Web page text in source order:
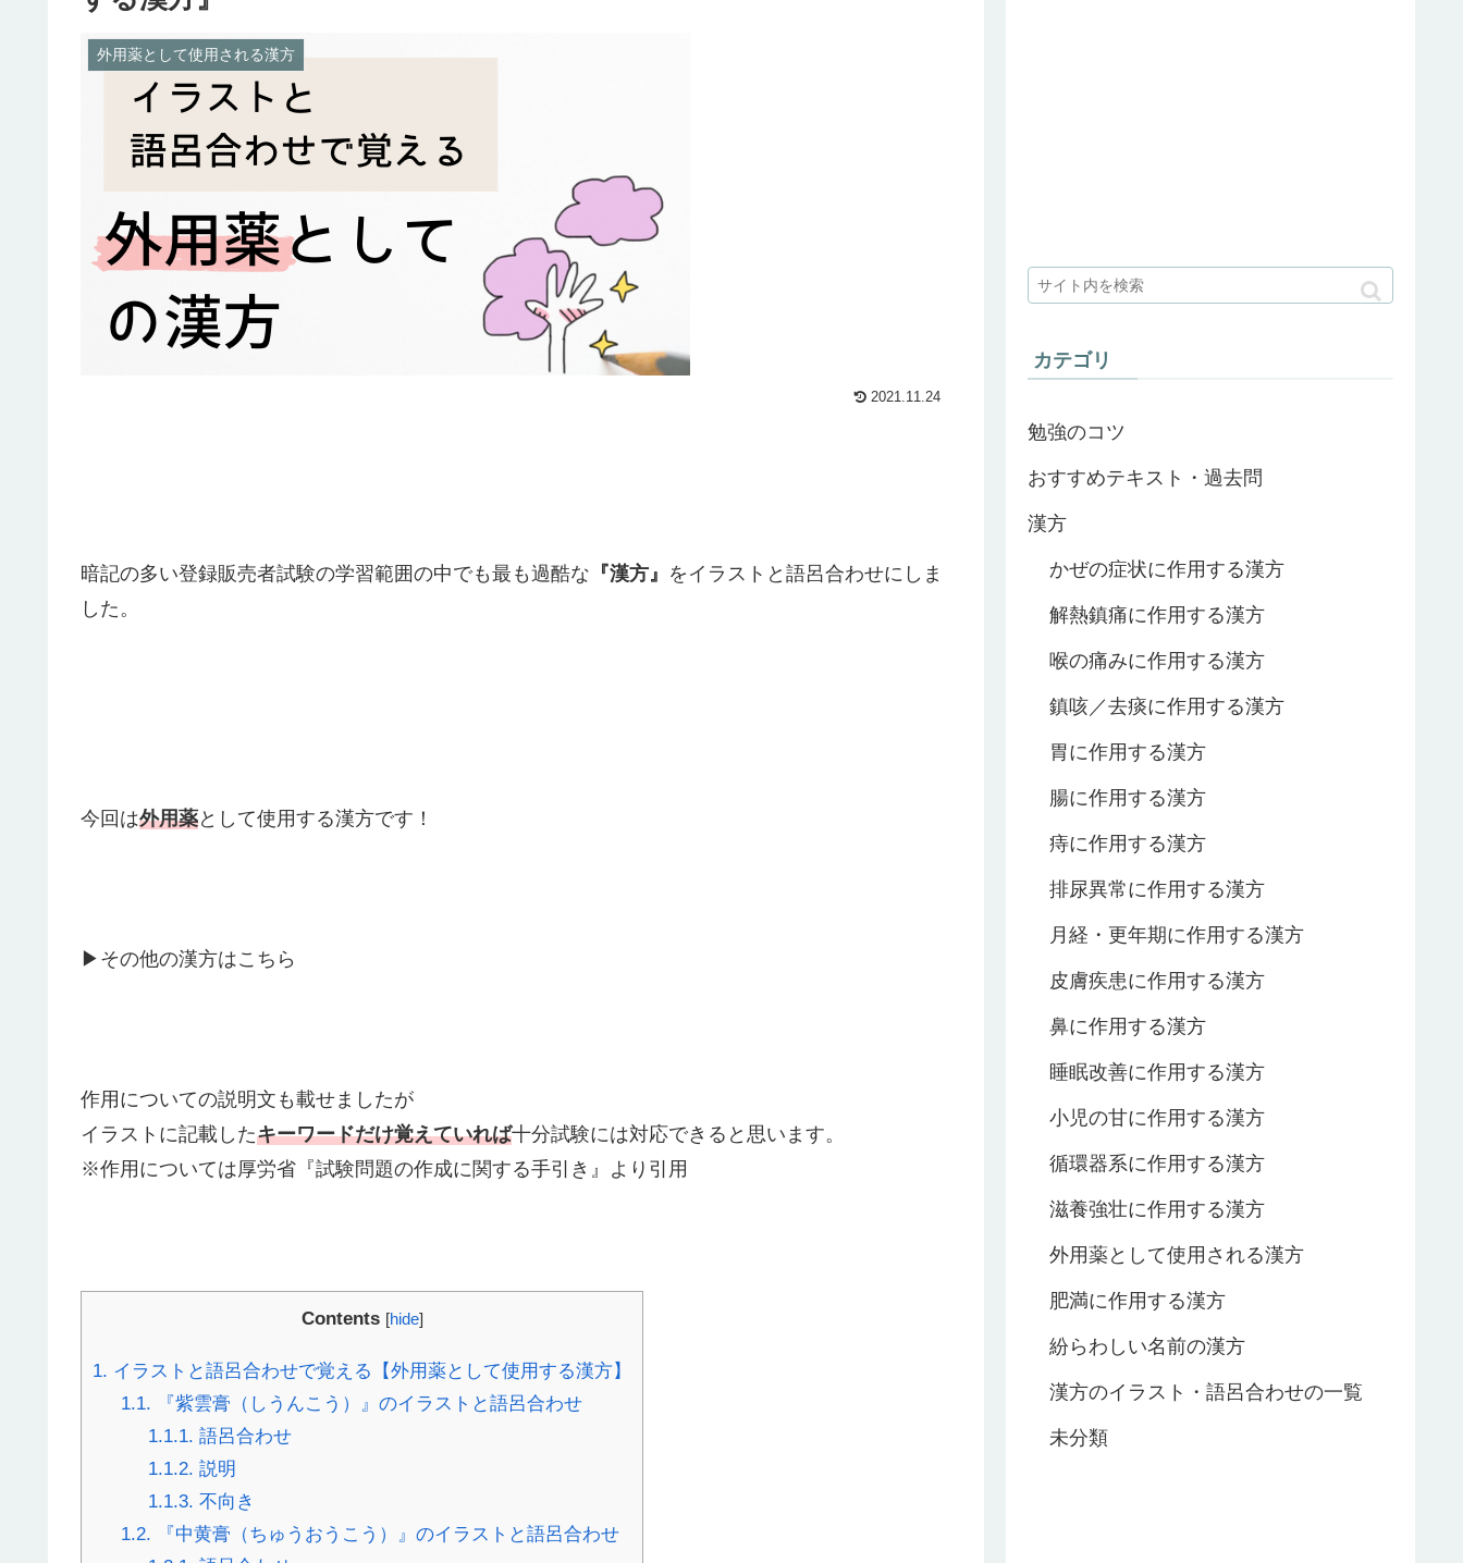
外用薬として使用される漢方
2021.11.24
暗記の多い登録販売者試験の学習範囲の中でも最も過酷な 『漢方』 をイラストと語呂合わせにしま
した。
今回は外用薬として使用する漢方です！
▶その他の漢方はこちら
作用についての説明文も載せましたが
イラストに記載したキーワードだけ覚えていれば十分試験には対応できると思います。
※作用については厚労省『試験問題の作成に関する手引き』より引用
Contents [hide]
1. イラストと語呂合わせで覚える【外用薬として使用する漢方】
1.1. 『紫雲膏（しうんこう）』のイラストと語呂合わせ
1.1.1. 語呂合わせ
1.1.2. 説明
1.1.3. 不向き
1.2. 『中黄膏（ちゅうおうこう）』のイラストと語呂合わせ
カテゴリ
勉強のコツ
おすすめテキスト・過去問
漢方
かぜの症状に作用する漢方
解熱鎮痛に作用する漢方
喉の痛みに作用する漢方
鎮咳／去痰に作用する漢方
胃に作用する漢方
腸に作用する漢方
痔に作用する漢方
排尿異常に作用する漢方
月経・更年期に作用する漢方
皮膚疾患に作用する漢方
鼻に作用する漢方
睡眠改善に作用する漢方
小児の甘に作用する漢方
循環器系に作用する漢方
滋養強壮に作用する漢方
外用薬として使用される漢方
肥満に作用する漢方
紛らわしい名前の漢方
漢方のイラスト・語呂合わせの一覧
未分類